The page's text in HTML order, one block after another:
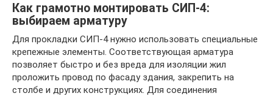
Как грамотно монтировать СИП-4:
выбираем арматуру
Для прокладки СИП-4 нужно использовать специальные
крепежные элементы. Соответствующая арматура
позволяет быстро и без вреда для изоляции жил
проложить провод по фасаду здания, закрепить на
столбе и других конструкциях. Для соединения